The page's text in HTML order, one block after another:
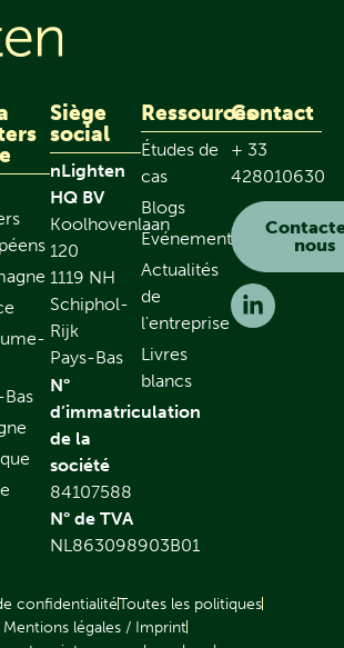
Bas
Siège
social
nLighten
HQ BV
Koolhovenlaan
120
1119 NH
Schiphol-
Rijk
Pays-Bas
N°
d’immatriculation
de la
société
84107588
N° de TVA
NL863098903B01
Ressources
Études de
cas
Blogs
Événements
Actualités
de
l'entreprise
Livres
blancs
Contact
+ 33
428010630
nous
confidentialitéToutes les politiques
Mentions légales / Imprint